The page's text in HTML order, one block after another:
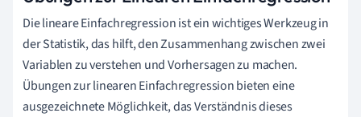
Die lineare Einfachregression ist ein wichtiges Werkzeug in
der Statistik, das hilft, den Zusammenhang zwischen zwei
Variablen zu verstehen und Vorhersagen zu machen.
Übungen zur linearen Einfachregression bieten eine
ausgezeichnete Möglichkeit, das Verständnis dieses